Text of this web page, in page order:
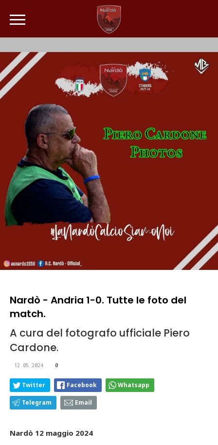
Nardò - Andria 1-0. Tutte le foto del
match.
A cura del fotografo ufficiale Piero
Cardone.
12.05.2024 0
Twitter Facebook Whatsapp
Telegram Email
Nardò 12 maggio 2024